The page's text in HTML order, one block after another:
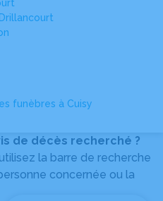
funèbres à Cuisy
de décès recherché ?
la barre de recherche
concernée ou la